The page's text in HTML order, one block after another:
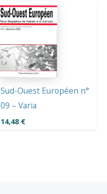
Sud-Ouest Européen n°
09 – Varia
14,48 €